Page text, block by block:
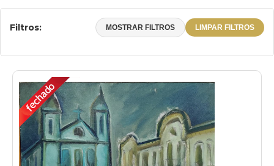
Filtros: MOSTRAR FILTROS LIMPAR FILTROS